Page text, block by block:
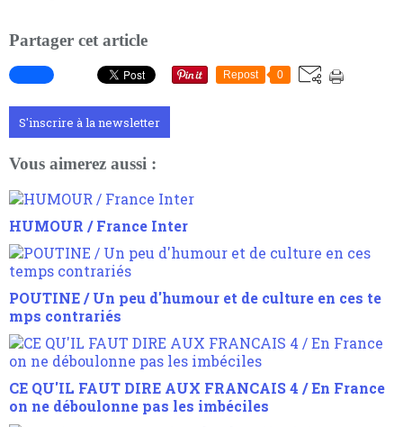
Partager cet article
Repost 0
S'inscrire à la newsletter
Vous aimerez aussi :
HUMOUR / France Inter
POUTINE / Un peu d'humour et de culture en ces te
mps contrariés
CE QU'IL FAUT DIRE AUX FRANCAIS 4 / En France
on ne déboulonne pas les imbéciles